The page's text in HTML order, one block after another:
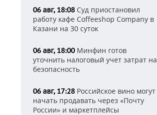
06 авг, 18:08 Суд приостановил
работу кафе Coffeeshop Company в
Казани на 30 суток
06 авг, 18:00Минфин готов
уточнить налоговый учет затрат на
безопасность
06 авг, 17:28 Российское вино могут
начать продавать через «Почту
России» и маркетплейсы